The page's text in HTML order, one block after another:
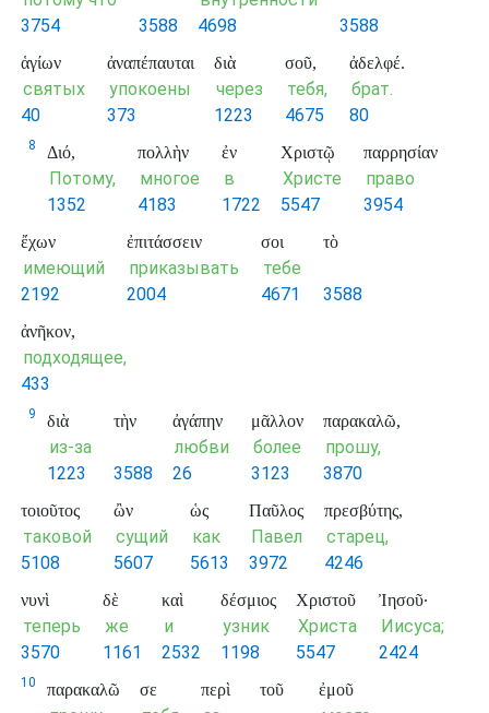
3754
3588
4698
3588
ἁγίων
святых
40
ἀναπέπαυται
упокоены
373
διὰ
через
1223
σοῦ,
тебя,
4675
ἀδελφέ.
брат.
80
8 Διό,
Потому,
1352
πολλὴν
многое
4183
ἐν
в
1722
Χριστῷ
Христе
5547
παρρησίαν
право
3954
ἔχων
имеющий
2192
ἐπιτάσσειν
приказывать
2004
σοι
тебе
4671
τὸ
3588
ἀνῆκον,
подходящее,
433
9 διὰ
из-за
1223
τὴν
3588
ἀγάπην
любви
26
μᾶλλον
более
3123
παρακαλῶ,
прошу,
3870
τοιοῦτος
таковой
5108
ὢν
сущий
5607
ὡς
как
5613
Παῦλος
Павел
3972
πρεσβύτης,
старец,
4246
νυνὶ
теперь
3570
δὲ
же
1161
καὶ
и
2532
δέσμιος
узник
1198
Χριστοῦ
Христа
5547
Ἰησοῦ·
Иисуса;
2424
10 παρακαλῶ σε περὶ τοῦ ἐμοῦ